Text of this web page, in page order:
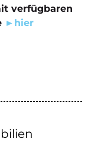
verfügbaren
►hier